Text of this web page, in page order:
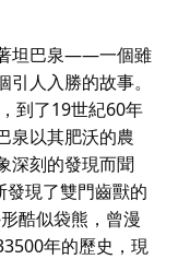
坦巴泉——一個雖
人入勝的故事。
到了19世紀60年
泉以其肥沃的農
深刻的發現而聞
發現了雙門齒獸的
酷似袋熊，曾漫
年的歷史，現